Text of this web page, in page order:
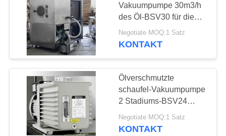
Vakuumpumpesystem
Ölnebelfilter
6
Vakuumpumpe 30m3/h
des Öl-BSV30 für die
Kühlschrank-
abkühlende Aufladung
Negotiate MOQ:1 Satz
KONTAKT
Ölverschmutzte
schaufel-Vakuumpumpe
2 Stadiums-BSV24
Dreh, 6 industrielle
Vakuumpumpen L/s
Negotiate MOQ:1 Satz
KONTAKT